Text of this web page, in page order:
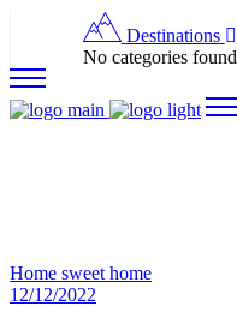
Destinations
No categories found
Home sweet home
12/12/2022